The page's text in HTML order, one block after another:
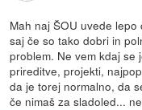
Mah naj ŠOU uvede
saj če so tako dobri in
problem. Ne vem kdaj se
prireditve, projekti,
da je torej normalno, da
če nimaš za sladoled...